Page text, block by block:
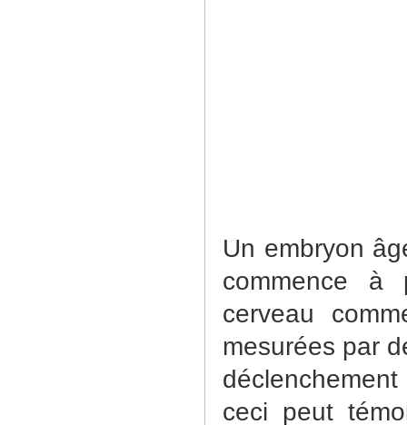
Un embryon
commence à
cerveau
mesurées par
ceci peut